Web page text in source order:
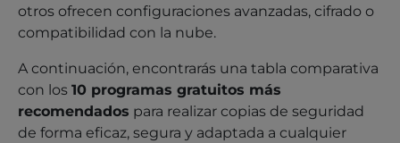
otros ofrecen configuraciones avanzadas, cifrado o
compatibilidad con la nube.
A continuación, encontrarás una tabla comparativa
con los 10 programas gratuitos más
recomendados para realizar copias de seguridad
de forma eficaz, segura y adaptada a cualquier